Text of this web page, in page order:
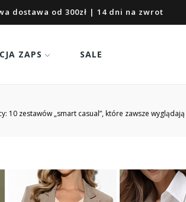
dostawa od 300zł | 14 dni na zwrot
ZAPS SALE
10 zestawów „smart casual”, które zawsze